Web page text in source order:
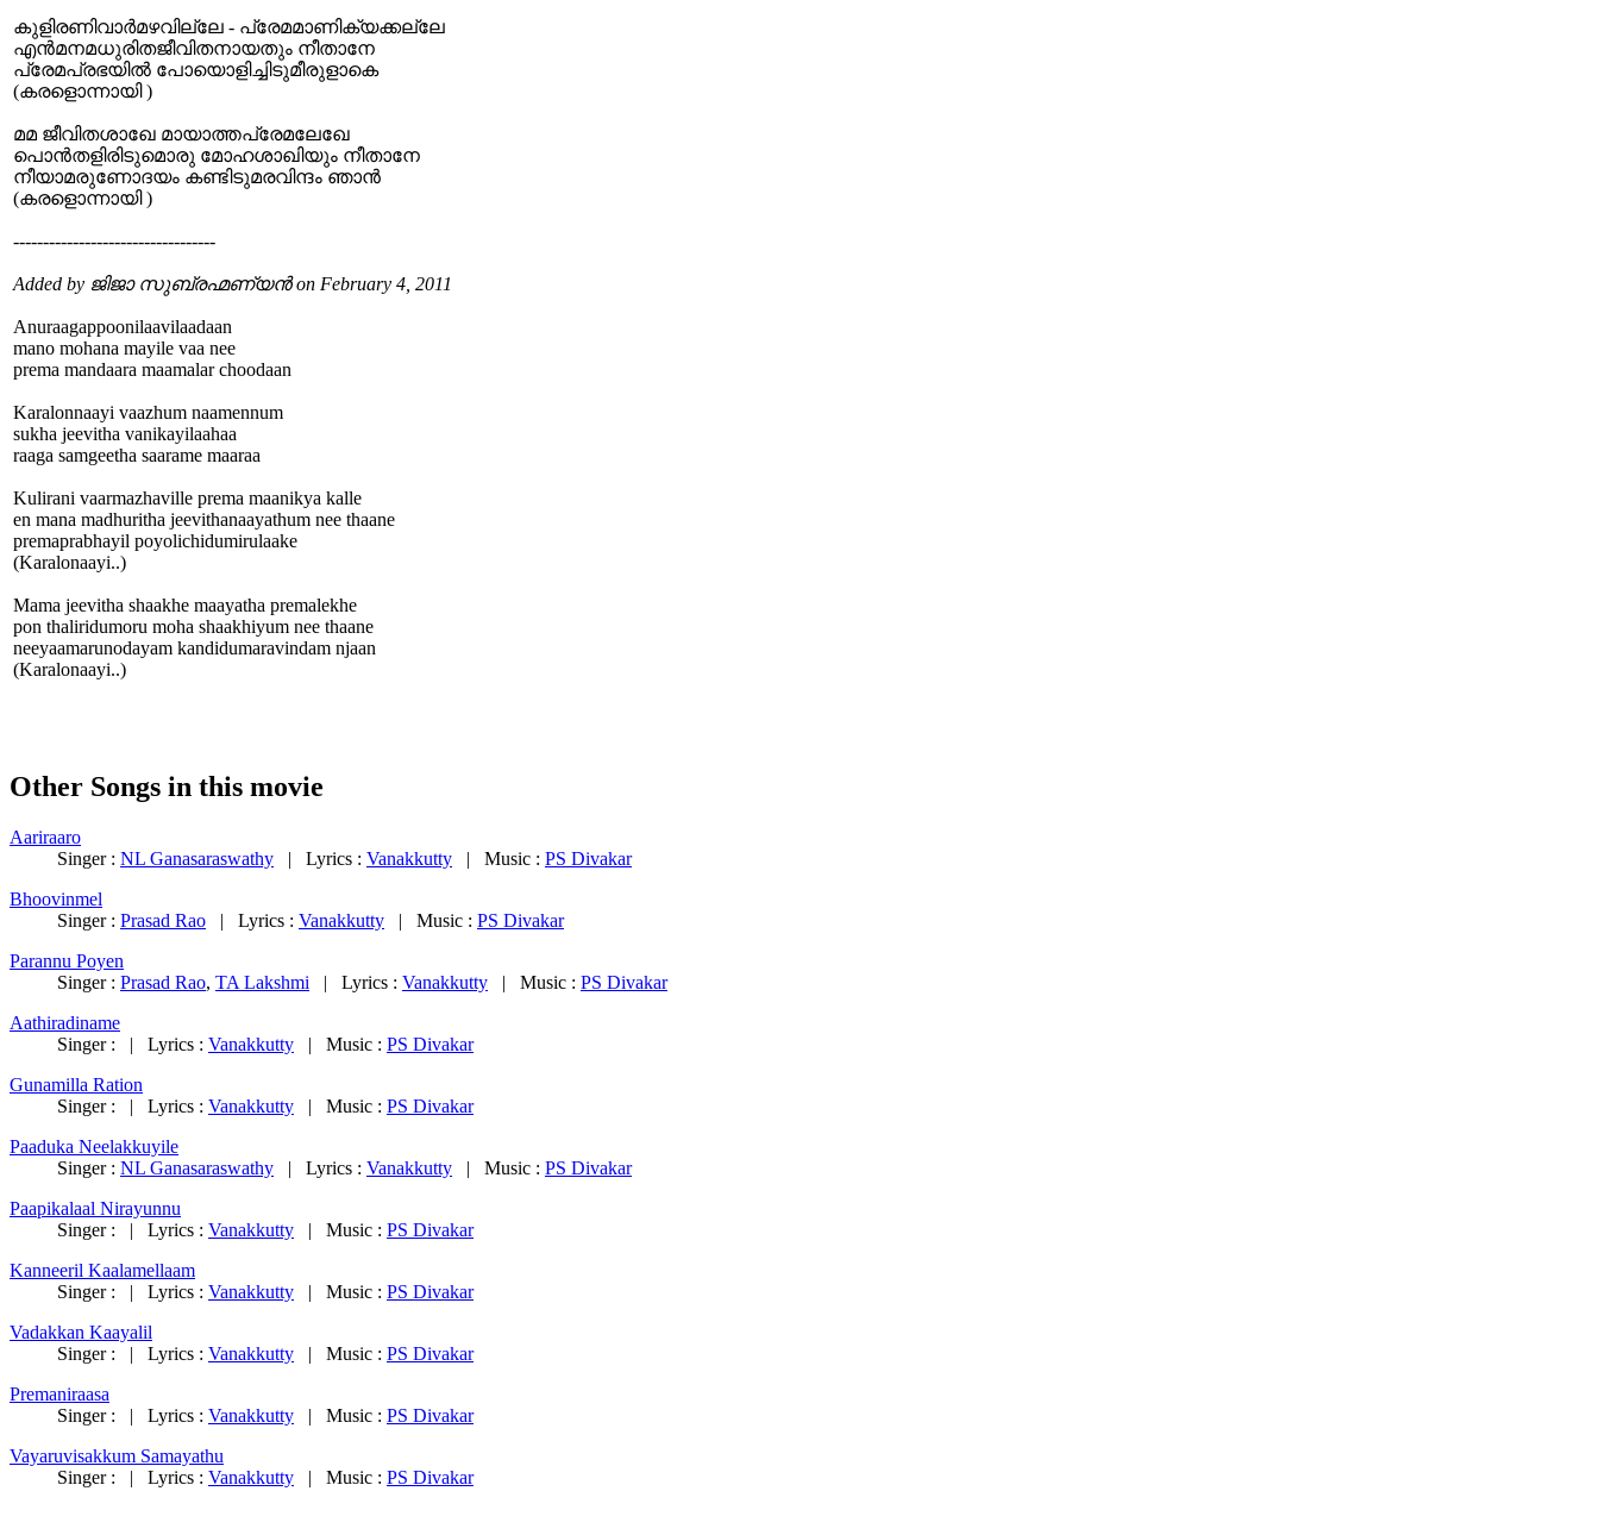
കുളിരണിവാര്‍മഴവില്ലേ - പ്രേമമാണിക്യക്കല്ലേ
എന്‍മനമധുരിതജീവിതനായതും നീതാനേ
പ്രേമപ്രഭയില്‍ പോയൊളിച്ചിടുമീരുളാകെ
(കരളൊന്നായി )
മമ ജീവിതശാഖേ മായാത്തപ്രേമലേഖേ
പൊന്‍തളിരിടുമൊരു മോഹശാഖിയും നീതാനേ
നീയാമരുണോദയം കണ്ടിടുമരവിന്ദം ഞാന്‍
(കരളൊന്നായി )
----------------------------------
Added by ജിജാ സുബ്രഹ്മണ്യൻ on February 4, 2011
Anuraagappoonilaavilaadaan
mano mohana mayile vaa nee
prema mandaara maamalar choodaan
Karalonnaayi vaazhum naamennum
sukha jeevitha vanikayilaahaa
raaga samgeetha saarame maaraa
Kulirani vaarmazhaville prema maanikya kalle
en mana madhuritha jeevithanaayathum nee thaane
premaprabhayil poyolichidumirulaake
(Karalonaayi..)
Mama jeevitha shaakhe maayatha premalekhe
pon thaliridumoru moha shaakhiyum nee thaane
neeyaamarunodayam kandidumaravindam njaan
(Karalonaayi..)
Other Songs in this movie
Aariraaro
Singer : NL Ganasaraswathy | Lyrics : Vanakkutty | Music : PS Divakar
Bhoovinmel
Singer : Prasad Rao | Lyrics : Vanakkutty | Music : PS Divakar
Parannu Poyen
Singer : Prasad Rao, TA Lakshmi | Lyrics : Vanakkutty | Music : PS Divakar
Aathiradiname
Singer : | Lyrics : Vanakkutty | Music : PS Divakar
Gunamilla Ration
Singer : | Lyrics : Vanakkutty | Music : PS Divakar
Paaduka Neelakkuyile
Singer : NL Ganasaraswathy | Lyrics : Vanakkutty | Music : PS Divakar
Paapikalaal Nirayunnu
Singer : | Lyrics : Vanakkutty | Music : PS Divakar
Kanneeril Kaalamellaam
Singer : | Lyrics : Vanakkutty | Music : PS Divakar
Vadakkan Kaayalil
Singer : | Lyrics : Vanakkutty | Music : PS Divakar
Premaniraasa
Singer : | Lyrics : Vanakkutty | Music : PS Divakar
Vayaruvisakkum Samayathu
Singer : | Lyrics : Vanakkutty | Music : PS Divakar